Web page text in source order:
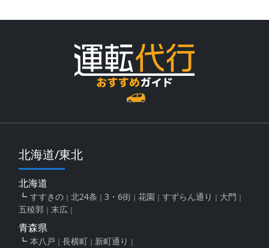
北海道/東北
北海道
すすきの 北24条 3・6街 花園 すずらん通り
大門
五稜郭
末広
青森県
本八戸 長横町 新町通り